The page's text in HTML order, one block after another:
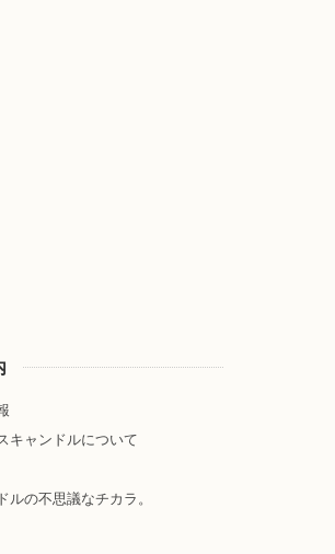
キャンドルについて
ルの不思議なチカラ。